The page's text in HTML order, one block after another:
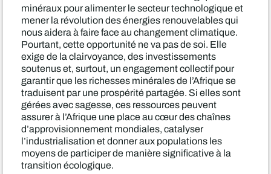
minéraux pour alimenter le secteur technologique et
mener la révolution des énergies renouvelables qui
nous aidera à faire face au changement climatique.
Pourtant, cette opportunité ne va pas de soi. Elle
exige de la clairvoyance, des investissements
soutenus et, surtout, un engagement collectif pour
garantir que les richesses minérales de l’Afrique se
traduisent par une prospérité partagée. Si elles sont
gérées avec sagesse, ces ressources peuvent
assurer à l’Afrique une place au cœur des chaînes
d’approvisionnement mondiales, catalyser
l’industrialisation et donner aux populations les
moyens de participer de manière significative à la
transition écologique.